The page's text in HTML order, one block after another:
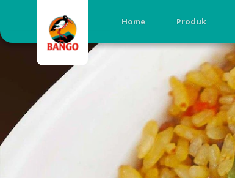
Home Produk